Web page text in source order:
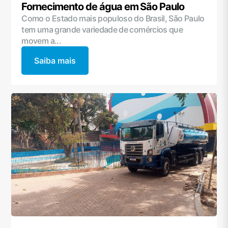
Fornecimento de água em São Paulo
Como o Estado mais populoso do Brasil, São Paulo
tem uma grande variedade de comércios que
movem a...
Saiba mais